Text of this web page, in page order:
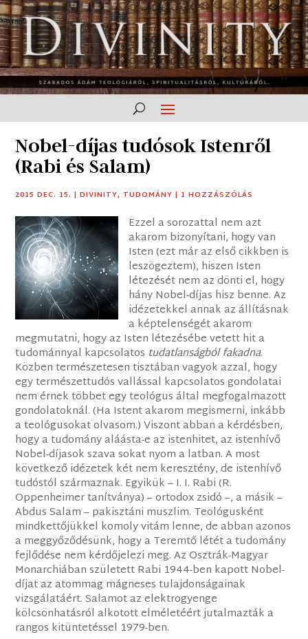
Nobel-díjas tudósok Istenről
(Rabi és Salam)
2015 DEC. 15. |DIVINITY, TUDOMÁNY | 1 HOZZÁSZÓLÁS
Ezzel a sorozattal nem azt
akarom bizonyítani, hogy van
Isten (ezt már az első cikkben is
leszögeztem), hiszen Isten
létezését nem az dönti el, hogy
hány Nobel-díjas hisz benne. Az
idézetekkel annak az állításnak
a képtelenségét akarom
megmutatni, hogy az Isten létezésébe vetett hit a
tudománnyal kapcsolatos tudatlanságból fakadna.
Közben természetesen tisztában vagyok azzal, hogy
egy természettudós vallással kapcsolatos gondolatai
nem érnek többet egy teológus által megfogalmazott
gondolatoknál. (Ha Istent akarom megismerni, inkább
a teológusokat olvasom.) Viszont abban a kérdésben,
hogy a tudomány aláásta-e az istenhitet, az istenhívő
Nobel-díjasok szava sokat nyom a latban. A most
következő idézetek két nem keresztény, de istenhívő
tudóstól származnak. Egyikük – I. I. Rabi (R.
Oppenheimer tanítványa) – ortodox zsidó –, a másik –
Abdus Salam – pakisztáni muszlim. Teológusként
mindkettőjükkel komoly vitám lenne, de abban azonos
a meggyőződésünk, hogy a Teremtő létét a tudomány
fejlődése nem kérdőjelezi meg. Az Osztrák-Magyar
Monarchiában született Rabi 1944-ben kapott Nobel-
díjat az atommag mágneses tulajdonságainak
vizsgálatáért. Salamot az elektrogyenge
kölcsönhatásról alkotott elméletéért jutalmazták a
rangos kitüntetéssel 1979-ben.